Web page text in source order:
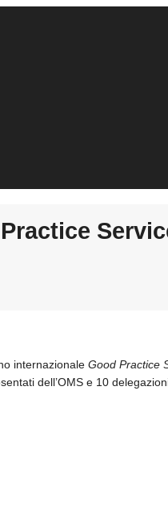
internazionale Good Practice
dell’OMS e 10